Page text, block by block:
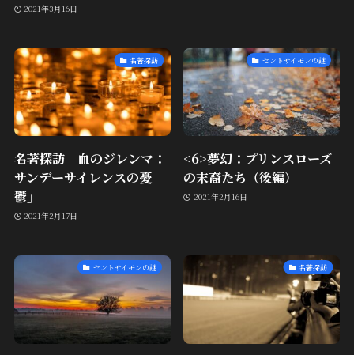
2021年3月16日
名著探訪
名著探訪「血のジレンマ：
サンデーサイレンスの憂
鬱」
2021年2月17日
セントサイモンの謎
<6>夢幻：プリンスローズ
の末裔たち（後編）
2021年2月16日
セントサイモンの謎 名著探訪